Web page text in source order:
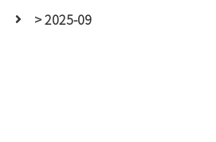
> 2025-09